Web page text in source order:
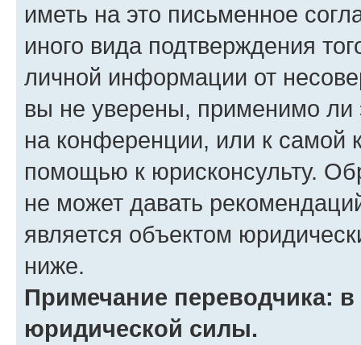
иметь на это письменное
иного вида подтверждения
личной информации от
вы не уверены, применимо ли
на конференции, или к самой
помощью к юрисконсульту.
не может давать
является объектом
ниже.
Примечание переводчика:
юридической силы.